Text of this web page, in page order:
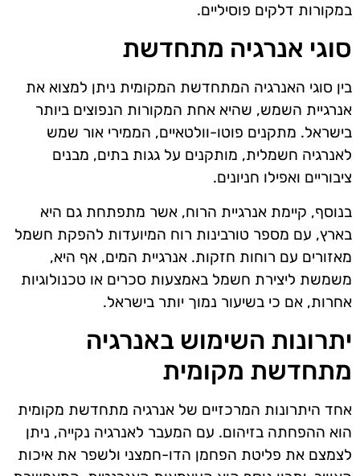
במקורות דלקים פוסיליים.
סוגי אנרגיה מתחדשת
בין סוגי האנרגיה המתחדשת המקומית ניתן למצוא את
אנרגיית השמש, שהיא אחת המקורות הנפוצים ביותר
בישראל. מתקנים פוטו-וולטאיים, הממירי אור שמש
לאנרגיה חשמלית, מותקנים על גגות בתים, מבנים
ציבוריים ואפילו חניונים.
בנוסף, קיימת אנרגיית הרוח, אשר מתפתחת גם היא
בארץ, עם מספר טורבינות רוח המיועדות להפקת חשמל
מאזורים עם רוחות חזקות. אנרגיית המים, אף היא,
משמשת ליצירת חשמל באמצעות סכרים או טכנולוגיות
אחרות, אם כי בשיעור נמוך יותר בישראל.
יתרונות השימוש באנרגיה
מתחדשת מקומית
אחד היתרונות המרכזיים של אנרגיה מתחדשת מקומית
הוא ההפחתה בזיהום. עם המעבר לאנרגיה נקייה, ניתן
לצמצם את פליטת הפחמן הדו-חמצני ולשפר את איכות